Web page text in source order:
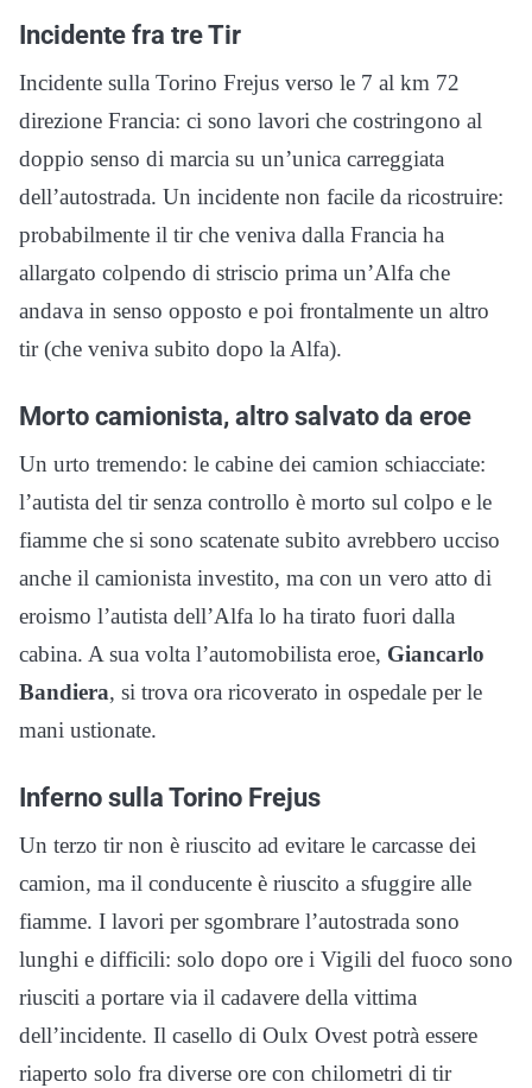
Incidente fra tre Tir
Incidente sulla Torino Frejus verso le 7 al km 72
direzione Francia: ci sono lavori che costringono al
doppio senso di marcia su un’unica carreggiata
dell’autostrada. Un incidente non facile da ricostruire:
probabilmente il tir che veniva dalla Francia ha
allargato colpendo di striscio prima un’Alfa che
andava in senso opposto e poi frontalmente un altro
tir (che veniva subito dopo la Alfa).
Morto camionista, altro salvato da eroe
Un urto tremendo: le cabine dei camion schiacciate:
l’autista del tir senza controllo è morto sul colpo e le
fiamme che si sono scatenate subito avrebbero ucciso
anche il camionista investito, ma con un vero atto di
eroismo l’autista dell’Alfa lo ha tirato fuori dalla
cabina. A sua volta l’automobilista eroe, Giancarlo
Bandiera, si trova ora ricoverato in ospedale per le
mani ustionate.
Inferno sulla Torino Frejus
Un terzo tir non è riuscito ad evitare le carcasse dei
camion, ma il conducente è riuscito a sfuggire alle
fiamme. I lavori per sgombrare l’autostrada sono
lunghi e difficili: solo dopo ore i Vigili del fuoco sono
riusciti a portare via il cadavere della vittima
dell’incidente. Il casello di Oulx Ovest potrà essere
riaperto solo fra diverse ore con chilometri di tir